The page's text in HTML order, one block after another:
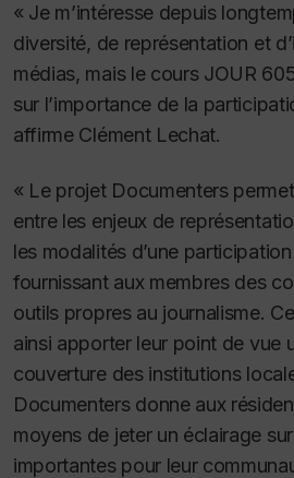
« Je m’intéresse depuis
diversité, de représentation et
médias, mais le cours JOUR
sur l’importance de la
affirme Clément Lechat.
« Le projet Documenters
entre les enjeux de
les modalités d’une
fournissant aux membres des
outils propres au journalisme.
ainsi apporter leur point de vue
couverture des institutions
Documenters donne aux
moyens de jeter un éclairage
importantes pour leur